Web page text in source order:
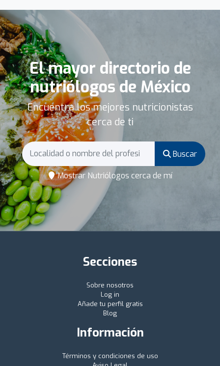
El mayor directorio de
nutriólogos de México
Encuentra los mejores nutricionistas
cerca de ti
Buscar
Mostrar Nutriólogos cerca de mí
Secciones
Sobre nosotros
Log in
Añade tu perfil gratis
Blog
Información
Términos y condiciones de uso